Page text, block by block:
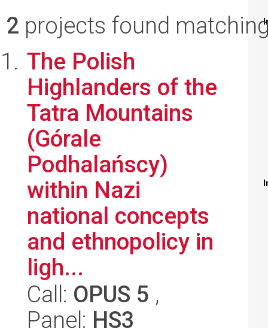
2 projects found
The Polish
Highlanders of the
Tatra Mountains
(Górale
Podhalańscy)
within Nazi
national concepts
and ethnopolicy in
ligh...
Call: OPUS 5 ,
Panel: HS3